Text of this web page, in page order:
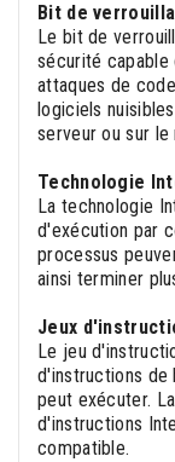
Bit de
Le bit de
sécurité capable
attaques de
logiciels
serveur ou sur le
Technologie
La technologie
d'exécution par
processus
ainsi terminer
Jeux
Le jeu
d'instructions de
peut exécuter.
d'instructions
compatible.